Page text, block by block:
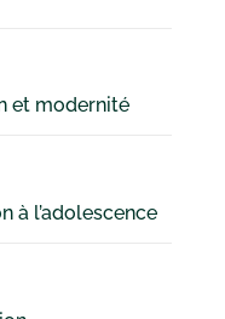
et modernité
à l’adolescence